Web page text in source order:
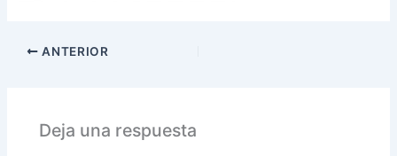
ANTERIOR
Deja una respuesta